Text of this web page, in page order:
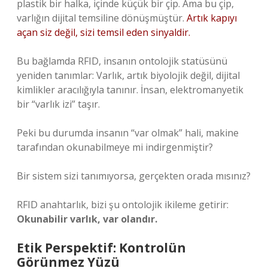
plastik bir halka, içinde küçük bir çip. Ama bu çip,
varlığın dijital temsiline dönüşmüştür. Artık kapıyı
açan siz değil, sizi temsil eden sinyaldir.
Bu bağlamda RFID, insanın ontolojik statüsünü
yeniden tanımlar: Varlık, artık biyolojik değil, dijital
kimlikler aracılığıyla tanınır. İnsan, elektromanyetik
bir “varlık izi” taşır.
Peki bu durumda insanın “var olmak” hali, makine
tarafından okunabilmeye mi indirgenmiştir?
Bir sistem sizi tanımıyorsa, gerçekten orada mısınız?
RFID anahtarlık, bizi şu ontolojik ikileme getirir:
Okunabilir varlık, var olandır.
Etik Perspektif: Kontrolün
Görünmez Yüzü